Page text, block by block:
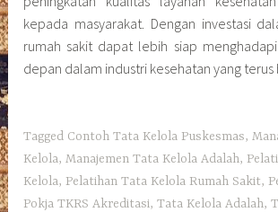
kepada masyarakat. Dengan investasi
rumah sakit dapat lebih siap
depan dalam industri kesehatan yang terus
Tagged Contoh Tata Kelola Puskesmas,
Kelola,Manajemen Tata Kelola Adalah,
Kelola, Pelatihan Tata Kelola Rumah Sakit,
Pokja TKRS Akreditasi,Tata Kelola Adalah,